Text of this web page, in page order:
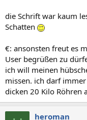
die Schrift war kaum
Schatten
€: ansonsten freut es
User begrüßen zu
ich will meinen
missen. ich darf
dicken 20 Kilo Röhren
heroman